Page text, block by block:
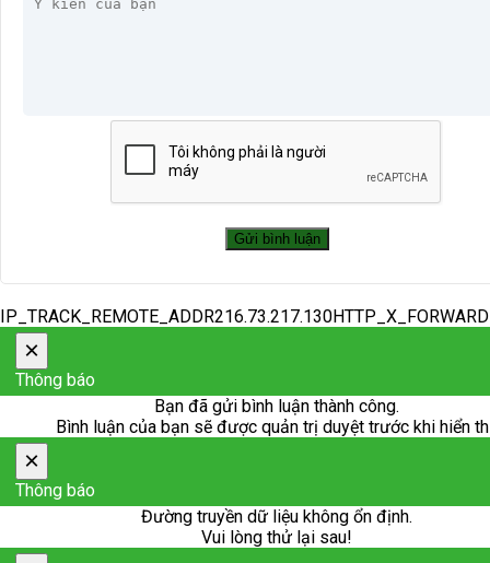
×
Thông báo
Bạn đã gửi bình luận thành công.
Bình luận của bạn sẽ được quản trị duyệt trước khi hiển
×
Thông báo
Đường truyền dữ liệu không ổn định.
Vui lòng thử lại sau!